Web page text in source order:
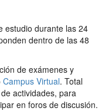
estudio durante las 24
dentro de las 48
de exámenes y
Campus Virtual. Total
actividades, para
en foros de discusión.